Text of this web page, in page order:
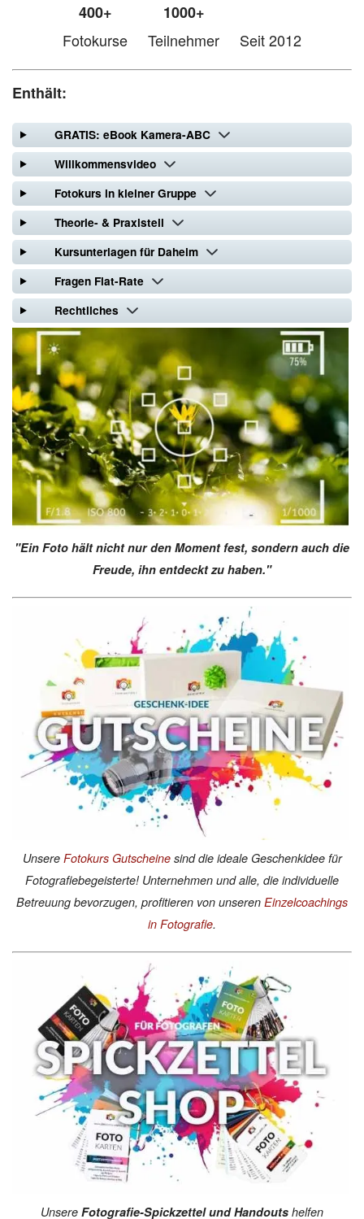
400+
Fotokurse
1000+
Teilnehmer
Seit 2012
Enthält:
GRATIS: eBook Kamera-ABC
Willkommensvideo
Fotokurs in kleiner Gruppe
Theorie- & Praxisteil
Kursunterlagen für Daheim
Fragen Flat-Rate
Rechtliches
"Ein Foto hält nicht nur den Moment fest, sondern auch die
Freude, ihn entdeckt zu haben."
Unsere Fotokurs Gutscheinesind die ideale Geschenkidee für
Fotografiebegeisterte! Unternehmen und alle, die individuelle
Betreuung bevorzugen, profitieren von unseren Einzelcoachings
in Fotografie.
Unsere Fotografie-Spickzettel und Handouts helfen